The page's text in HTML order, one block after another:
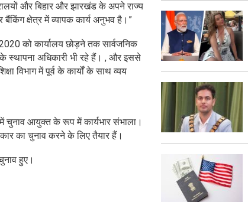
और बिहार और झारखंड के अपने राज्य
बैंकिंग क्षेत्र में व्यापक कार्य अनुभव है।”
को कार्यालय छोड़ने तक सार्वजनिक
स्थापना अधिकारी भी रहे हैं। , और इससे
विभाग में पूर्व के कार्यों के साथ व्यय
चुनाव आयुक्त के रूप में कार्यभार संभाला।
का चुनाव करने के लिए तैयार हैं।
हुए।